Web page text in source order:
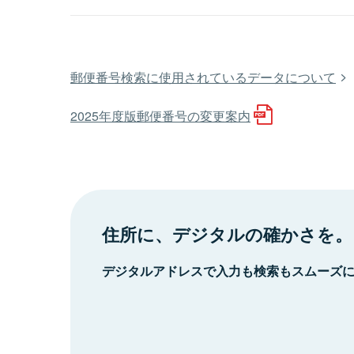
郵便番号検索に使用されているデータについて
2025年度版郵便番号の変更案内
住所に、デジタルの確かさを。
デジタルアドレスで入力も検索もスムーズ